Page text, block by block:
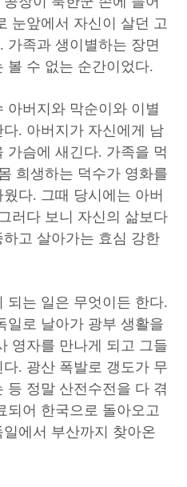
눈앞에서 자신이 살던 고
가족과 생이별하는 장면
볼 수 없는 순간이었다.
아버지와 막순이와 이별
. 아버지가 자신에게 남
가슴에 새긴다. 가족을 먹
희생하는 덕수가 영화를
다. 그때 당시에는 아버
러다 보니 자신의 삶보다
고 살아가는 효심 강한
되는 일은 무엇이든 한다.
일로 날아가 광부 생활을
영자를 만나게 되고 그들
. 광산 폭발로 갱도가 무
등 정말 산전수전을 다 겪
되어 한국으로 돌아오고
에서 부산까지 찾아온